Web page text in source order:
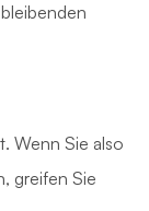
Wenn Sie also
greifen Sie